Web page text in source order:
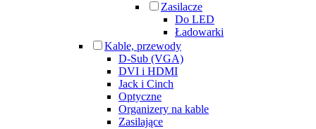
Zasilacze
Do LED
Ładowarki
Kable, przewody
D-Sub (VGA)
DVI i HDMI
Jack i Cinch
Optyczne
Organizery na kable
Zasilające